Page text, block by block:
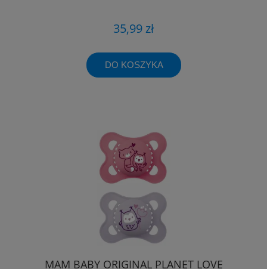
35,99 zł
DO KOSZYKA
MAM BABY ORIGINAL PLANET LOVE